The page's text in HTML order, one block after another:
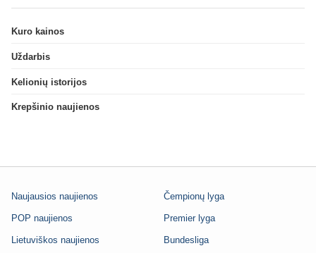
Kuro kainos
Uždarbis
Kelionių istorijos
Krepšinio naujienos
Naujausios naujienos
POP naujienos
Lietuviškos naujienos
Čempionų lyga
Premier lyga
Bundesliga